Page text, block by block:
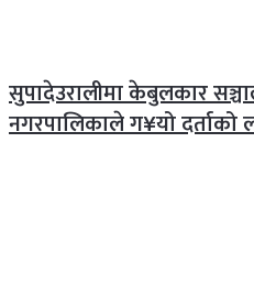
सुपादेउरालीमा केबुलकार
नगरपालिकाले ग¥यो दर्ताको